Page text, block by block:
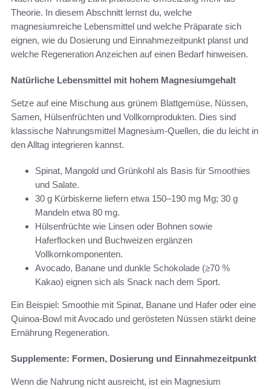
Theorie. In diesem Abschnitt lernst du, welche
magnesiumreiche Lebensmittel und welche Präparate sich
eignen, wie du Dosierung und Einnahmezeitpunkt planst und
welche Regeneration Anzeichen auf einen Bedarf hinweisen.
Natürliche Lebensmittel mit hohem Magnesiumgehalt
Setze auf eine Mischung aus grünem Blattgemüse, Nüssen,
Samen, Hülsenfrüchten und Vollkornprodukten. Dies sind
klassische Nahrungsmittel Magnesium-Quellen, die du leicht in
den Alltag integrieren kannst.
Spinat, Mangold und Grünkohl als Basis für Smoothies
und Salate.
30 g Kürbiskerne liefern etwa 150–190 mg Mg; 30 g
Mandeln etwa 80 mg.
Hülsenfrüchte wie Linsen oder Bohnen sowie
Haferflocken und Buchweizen ergänzen
Vollkornkomponenten.
Avocado, Banane und dunkle Schokolade (≥70 %
Kakao) eignen sich als Snack nach dem Sport.
Ein Beispiel: Smoothie mit Spinat, Banane und Hafer oder eine
Quinoa-Bowl mit Avocado und gerösteten Nüssen stärkt deine
Ernährung Regeneration.
Supplemente: Formen, Dosierung und Einnahmezeitpunkt
Wenn die Nahrung nicht ausreicht, ist ein Magnesium